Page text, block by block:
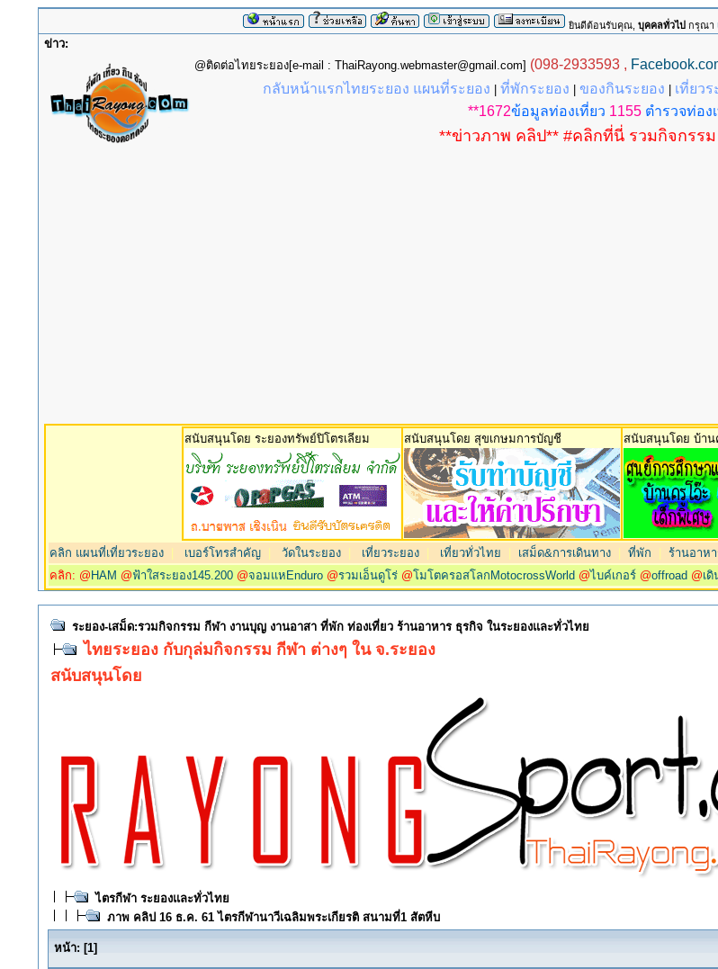
ยินดีต้อนรับคุณ, บุคคลทั่วไป กรุณา
ข่าว:
@ติดต่อไทยระยอง[e-mail : ThaiRayong.webmaster@gmail.com] (098-2933593 ,
กลับหน้าแรกไทยระยอง แผนที่ระยอง |ที่พักระยอง |ของกินระยอง เที่ยวร
**1672ข้อมูลท่องเที่ยว 1155ตำรวจท่อง
**ข่าวภาพ คลิป** #คลิกที่นี่ รวมกิจกรร
สนับสนุนโดย ระยองทรัพย์ปิโตรเลียม สนับสนุนโดย สุขเกษมการบัญชี สนับสนุนโดย บ้าน
คลิก แผนที่เที่ยวระยอง เบอร์โทรสำคัญ วัดในระยอง เที่ยวระยอง เที่ยวทั่วไทย เสม็ด&การเดินทาง |ที่พัก |ร้านอาห
คลิก: @ HAM @ฟ้าใสระยอง145.200 @จอมแหEnduro @รวมเอ็นดูโร่ @โมโตครอสโลกMotocrossWorld @ไบค์เกอร์ @offroad @เดิ
ระยอง-เสม็ด:รวมกิจกรรม กีฬา งานบุญ งานอาสา ที่พัก ท่องเที่ยว ร้านอาหาร ธุรกิจ ในระยองและทั่วไทย
ไทยระยอง กับกุล่มกิจกรรม กีฬา ต่างๆ ใน จ.ระยอง
สนับสนุนโดย
ไตรกีฬา ระยองและทั่วไทย
ภาพ คลิป 16 ธ.ค. 61 ไตรกีฬานาวีเฉลิมพระเกียรติ สนามที่1 สัตหีบ
หน้า: [1]